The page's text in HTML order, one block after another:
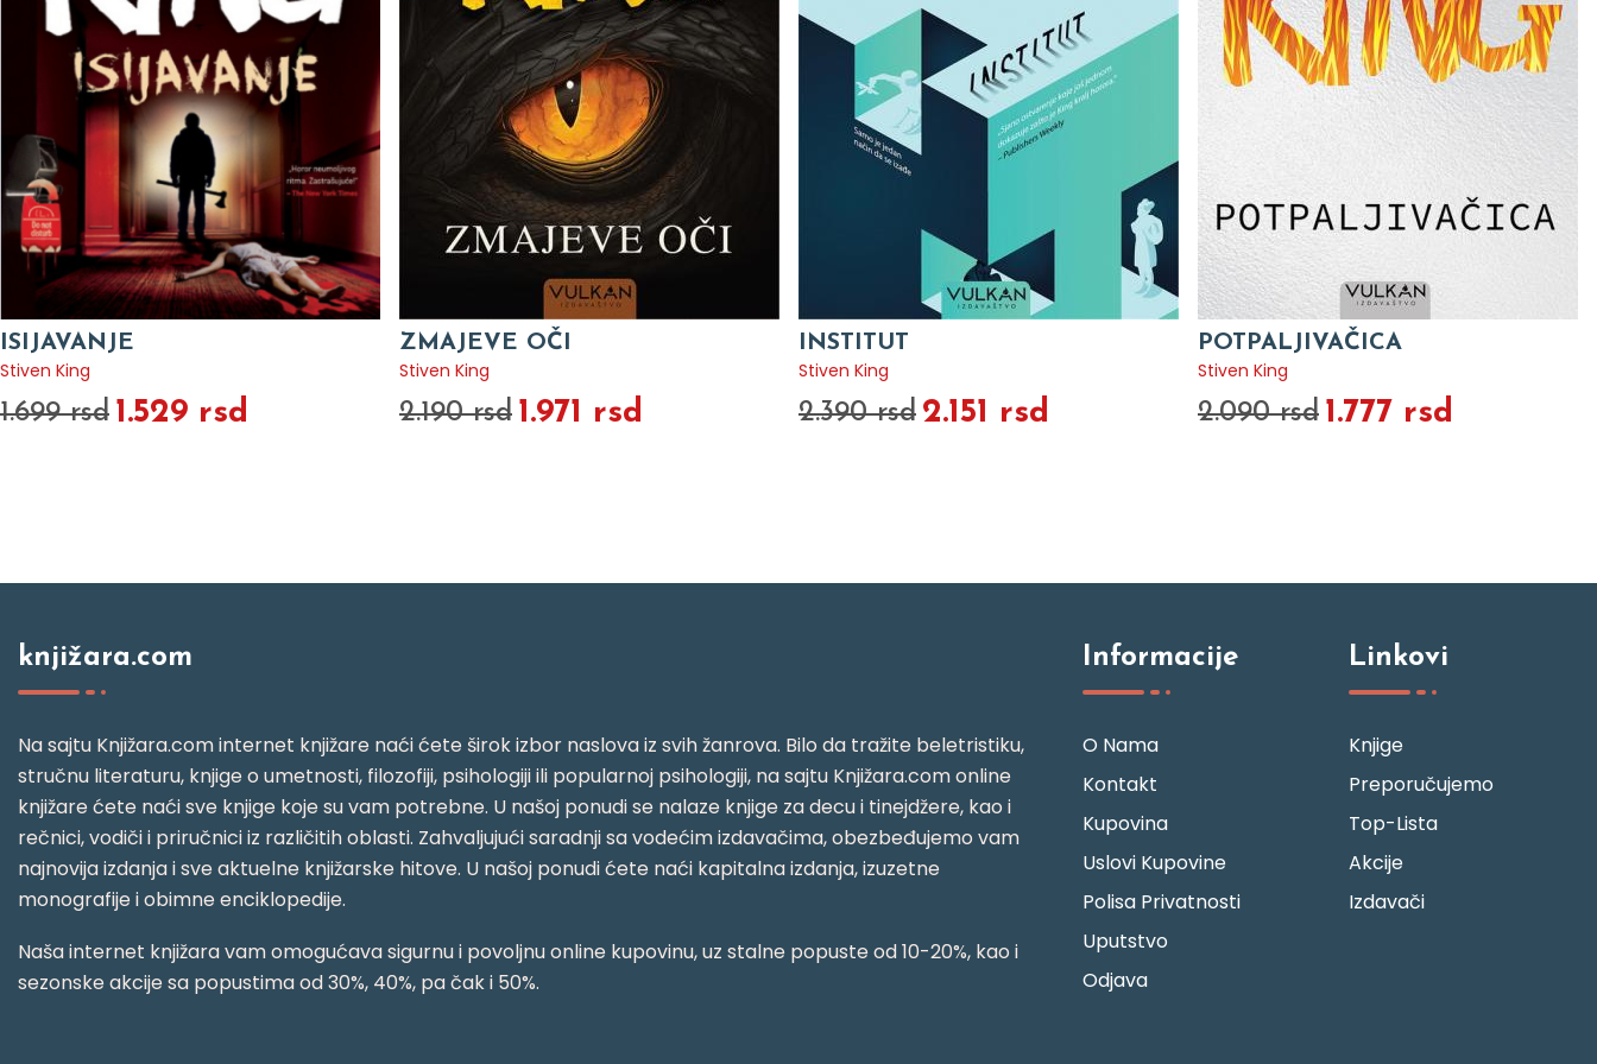
ISIJAVANJE
Stiven King
1.699 rsd 1.529 rsd
ZMAJEVE OČI
Stiven King
2.190 rsd 1.971 rsd
INSTITUT
Stiven King
2.390 rsd 2.151 rsd
POTPALJIVAČICA
Stiven King
2.090 rsd 1.777 rsd
knjižara.com
Na sajtu Knjižara.com internet knjižare naći ćete širok izbor naslova iz svih žanrova. Bilo da tražite beletristiku,
stručnu literaturu, knjige o umetnosti, filozofiji, psihologiji ili popularnoj psihologiji, na sajtu Knjižara.com online
knjižare ćete naći sve knjige koje su vam potrebne. U našoj ponudi se nalaze knjige za decu i tinejdžere, kao i
rečnici, vodiči i priručnici iz različitih oblasti. Zahvaljujući saradnji sa vodećim izdavačima, obezbeđujemo vam
najnovija izdanja i sve aktuelne knjižarske hitove. U našoj ponudi ćete naći kapitalna izdanja, izuzetne
monografije i obimne enciklopedije.
Naša internet knjižara vam omogućava sigurnu i povoljnu online kupovinu, uz stalne popuste od 10-20%, kao i
sezonske akcije sa popustima od 30%, 40%, pa čak i 50%.
Informacije
O Nama
Kontakt
Kupovina
Uslovi Kupovine
Polisa Privatnosti
Uputstvo
Odjava
Linkovi
Knjige
Preporučujemo
Top-Lista
Akcije
Izdavači